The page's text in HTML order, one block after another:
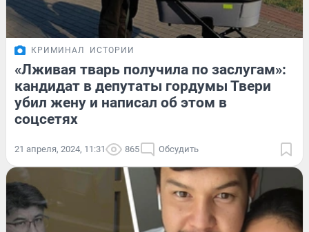
КРИМИНАЛ ИСТОРИИ
«Лживая тварь получила по заслугам»:
кандидат в депутаты гордумы Твери
убил жену и написал об этом в
соцсетях
21 апреля, 2024, 11:31 865 Обсудить